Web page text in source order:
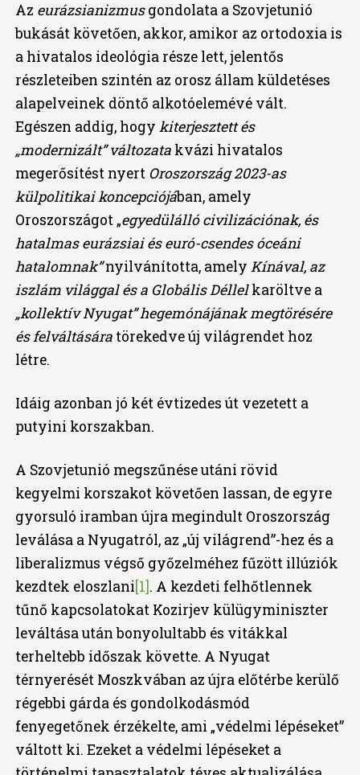
Az eurázsianizmusgondolata a Szovjetunió
bukását követően, akkor, amikor az ortodoxia is
a hivatalos ideológia része lett, jelentős
részleteiben szintén az orosz állam küldetéses
alapelveinek döntő alkotóelemévé vált.
Egészen addig, hogy kiterjesztett és
„modernizált” változatakvázi hivatalos
megerősítést nyert Oroszország 2023-as
külpolitikai koncepciójában, amely
Oroszországot „egyedülálló civilizációnak, és
hatalmas eurázsiai és euró-csendes óceáni
hatalomnak”nyilvánította, amely Kínával, az
iszlám világgal és a Globális Déllelkaröltve a
„kollektív Nyugat” hegemónájának megtörésére
és felváltásáratörekedve új világrendet hoz
létre.
Idáig azonban jó két évtizedes út vezetett a
putyini korszakban.
A Szovjetunió megszűnése utáni rövid
kegyelmi korszakot követően lassan, de egyre
gyorsuló iramban újra megindult Oroszország
leválása a Nyugatról, az „új világrend”-hez és a
liberalizmus végső győzelméhez fűzött illúziók
kezdtek eloszlani[1]. A kezdeti felhőtlennek
tűnő kapcsolatokat Kozirjev külügyminiszter
leváltása után bonyolultabb és vitákkal
terheltebb időszak követte. A Nyugat
térnyerését Moszkvában az újra előtérbe kerülő
régebbi gárda és gondolkodásmód
fenyegetőnek érzékelte, ami „védelmi lépéseket”
váltott ki. Ezeket a védelmi lépéseket a